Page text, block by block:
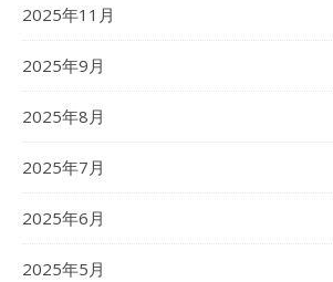
2025年11月
2025年9月
2025年8月
2025年7月
2025年6月
2025年5月